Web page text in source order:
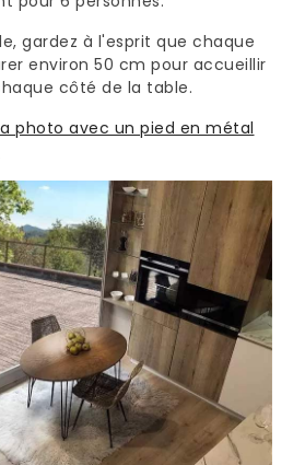
gardez à l'esprit que chaque
environ 50 cm pour accueillir
côté de la table.
photo avec un pied en métal